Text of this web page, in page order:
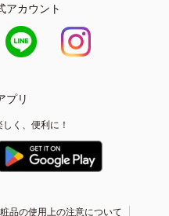
アカウント
プリ
く、便利に！
品の使用上の注意について